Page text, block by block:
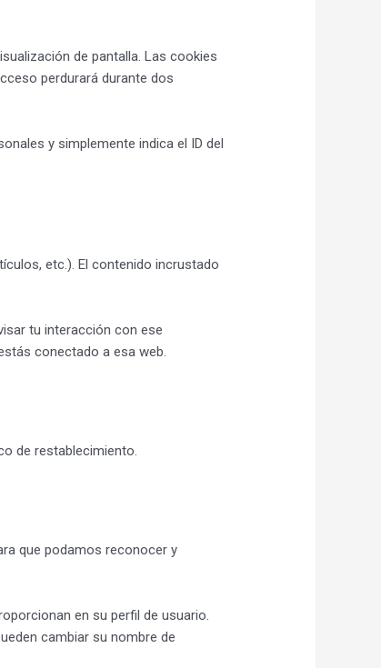
de pantalla. Las cookies
perdurará durante dos
y simplemente indica el ID del
etc.). El contenido incrustado
tu interacción con ese
conectado a esa web.
de restablecimiento.
que podamos reconocer y
en su perfil de usuario.
cambiar su nombre de